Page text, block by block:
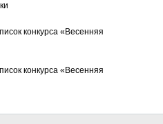
конкурса «Весенняя
конкурса «Весенняя